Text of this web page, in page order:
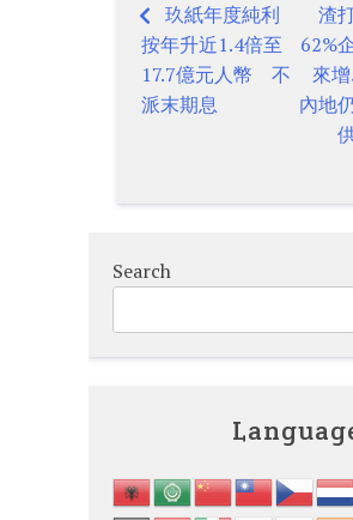
Post
navigation
玖紙年度純利
按年升近1.4倍至
17.7億元人幣 不
派末期息
渣
62%
來
內地
Search